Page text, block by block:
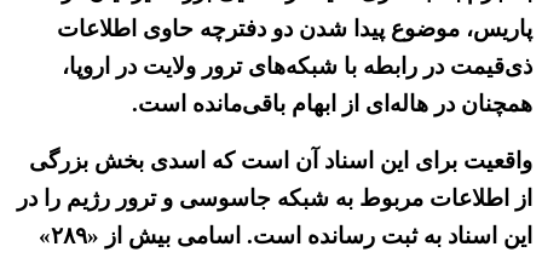
پاریس، موضوع پیدا شدن دو دفترچه حاوی اطلاعات
ذی‌قیمت در رابطه با شبکه‌های ترور ولایت در اروپا،
همچنان در هاله‌ای از ابهام باقی‌مانده است.
واقعیت برای این اسناد آن است که اسدی بخش بزرگی
از اطلاعات مربوط به شبکه جاسوسی و ترور رژیم را در
این اسناد به ثبت رسانده است. اسامی بیش از «۲۸۹»